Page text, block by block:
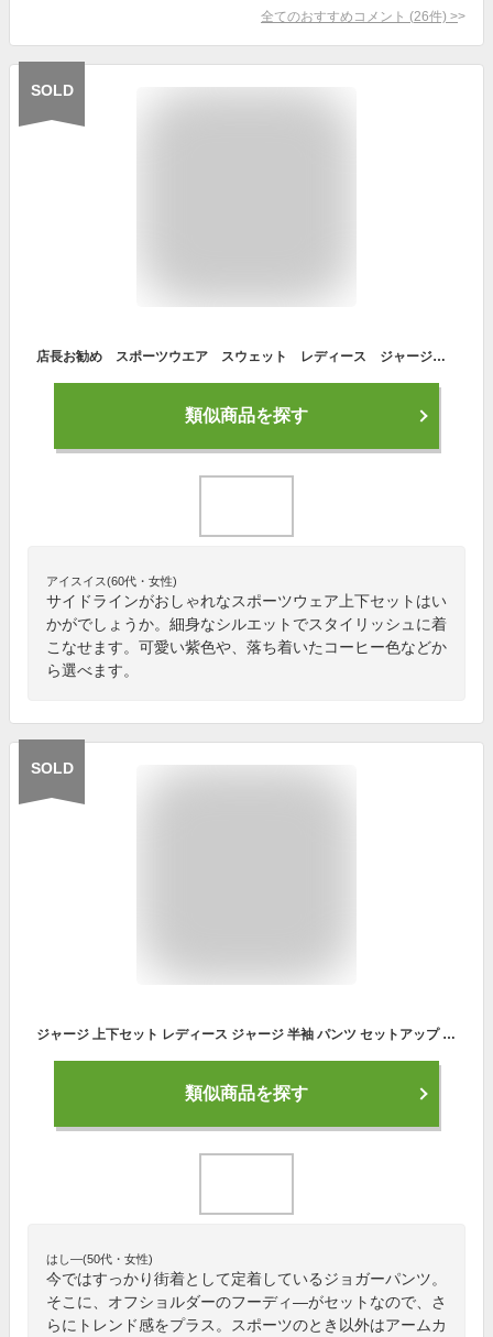
全てのおすすめコメント (26件) >
SOLD
店長お勧め スポーツウエア スウェット レディース ジャージ セットアップ スウェットセット 上下セット トレーナー 運動着 ヨガウェア パーカー 春 ルームウェア パジャマ 部屋着 大人 運動着 ファッション ジャージ
類似商品を探す
アイスイス(60代・女性)
サイドラインがおしゃれなスポーツウェア上下セットはい
かがでしょうか。細身なシルエットでスタイリッシュに着
こなせます。可愛い紫色や、落ち着いたコーヒー色などか
ら選べます。
SOLD
ジャージ 上下セット レディース ジャージ 半袖 パンツ セットアップ 女の子 おしゃれ 上下 スウェット ギフト 春 夏 セットアップ 大きいサイズ ルームウェア 部屋着 ゆったり ジョギング ヨガ 運動着 ダンス アウトドア ルームウェア ストライプ 黒 灰色
類似商品を探す
はし―(50代・女性)
今ではすっかり街着として定着しているジョガーパンツ。
そこに、オフショルダーのフーディ―がセットなので、さ
らにトレンド感をプラス。スポーツのとき以外はアームカ